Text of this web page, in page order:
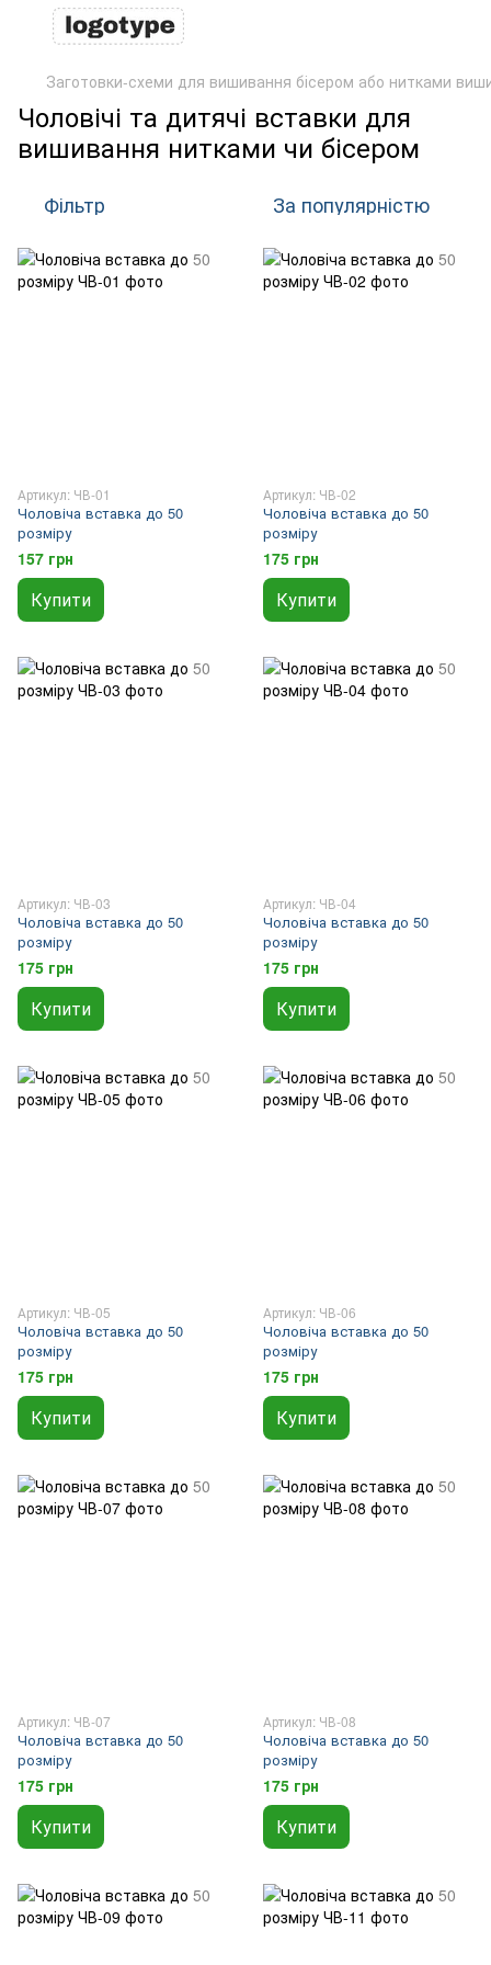
Заготовки-схеми для вишивання бісером або нитками
Чоловічі та дитячі вставки для
вишивання нитками чи бісером
Фільтр За популярністю
Артикул: ЧВ-01
Чоловіча вставка до 50
розміру
157 грн
Купити
Артикул: ЧВ-02
Чоловіча вставка до 50
розміру
175 грн
Купити
Артикул: ЧВ-03
Чоловіча вставка до 50
розміру
175 грн
Купити
Артикул: ЧВ-04
Чоловіча вставка до 50
розміру
175 грн
Купити
Артикул: ЧВ-05
Чоловіча вставка до 50
розміру
175 грн
Купити
Артикул: ЧВ-06
Чоловіча вставка до 50
розміру
175 грн
Купити
Артикул: ЧВ-07
Чоловіча вставка до 50
розміру
175 грн
Купити
Артикул: ЧВ-08
Чоловіча вставка до 50
розміру
175 грн
Купити